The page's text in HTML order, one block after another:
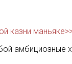
казни
амбициозные